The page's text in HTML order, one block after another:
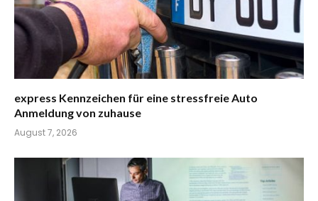
express Kennzeichen für eine stressfreie Auto
Anmeldung von zuhause
August 7, 2026